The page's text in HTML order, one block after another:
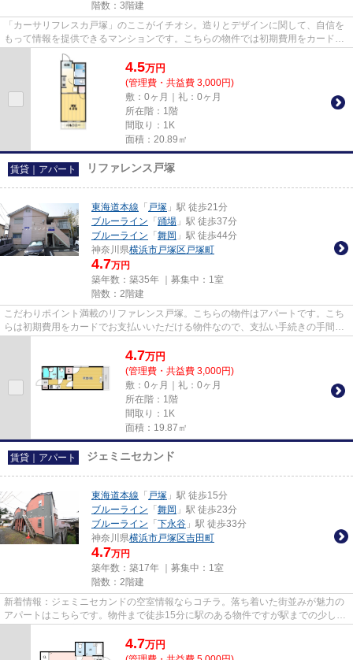
階数：3階建
「カーサリフレスカ戸塚」のここがイチオシ。造りとデザインに関して、自信を
もって情報を提供できるマンションです。こちらの物件では初期費用をカードで
お支払いいただけます。ブル...
4.5万円
(管理費・共益費 3,000円)
敷：0ヶ月｜礼：0ヶ月
所在階：1階
間取り：1K
面積：20.89㎡
賃貸｜アパート リファレンス戸塚
東海道本線 「 戸塚 」駅 徒歩21分
ブルーライン 「 踊場 」駅 徒歩37分
ブルーライン 「 舞岡 」駅 徒歩44分
神奈川県横浜市戸塚区 戸塚町
4.7万円
築年数：築35年 ｜募集中： 1室
階数：2階建
こだわりポイント満載のリファレンス戸塚。こちらの物件はアパートです。こち
らは初期費用をカードでお支払いいただける物件なので、支払い手続きの手間が
4.7万円
(管理費・共益費 3,000円)
敷：0ヶ月｜礼：0ヶ月
所在階：1階
間取り：1K
面積：19.87㎡
賃貸｜アパート ジェミニセカンド
東海道本線 「 戸塚 」駅 徒歩15分
ブルーライン 「 舞岡 」駅 徒歩23分
ブルーライン 「 下永谷 」駅 徒歩33分
神奈川県横浜市戸塚区吉田町
4.7万円
築年数：築17年 ｜募集中： 1室
階数：2階建
新着情報：ジェミニセカンドの空室情報ならコチラ。落ち着いた街並みが魅力の
アパートはこちらです。物件まで徒歩15分に駅のある物件ですが駅までの少しの
4.7万円